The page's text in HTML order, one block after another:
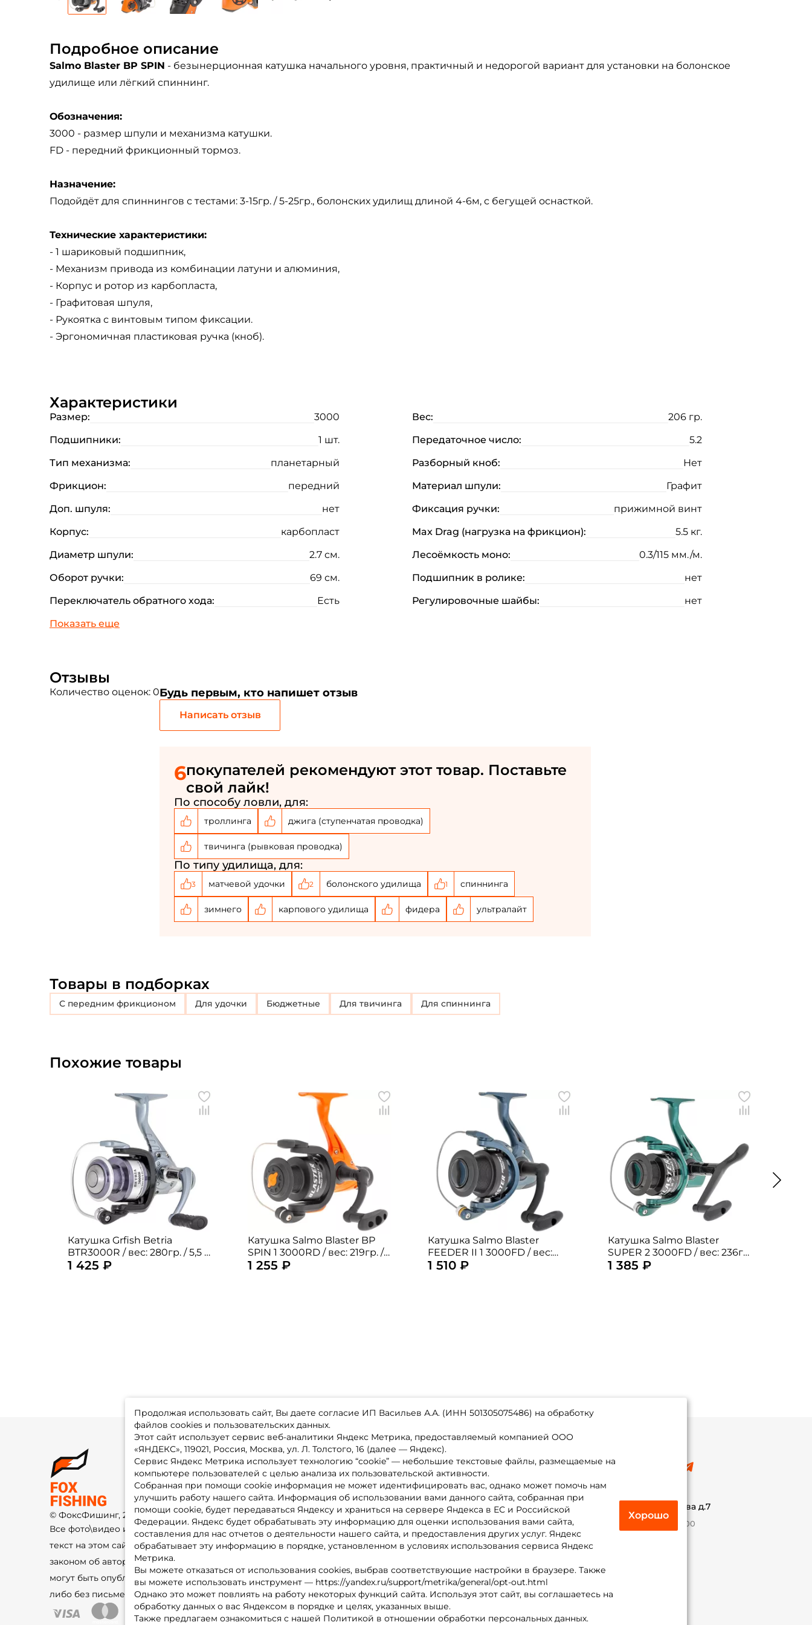
Подробное описание
Salmo Blaster BP SPIN - безынерционная катушка начального уровня, практичный и недорогой вариант для установки на болонское
удилище или лёгкий спиннинг.
Обозначения:
3000 - размер шпули и механизма катушки.
FD - передний фрикционный тормоз.
Назначение:
Подойдёт для спиннингов с тестами: 3-15гр. / 5-25гр., болонских удилищ длиной 4-6м, с бегущей оснасткой.
Технические характеристики:
- 1 шариковый подшипник,
- Механизм привода из комбинации латуни и алюминия,
- Корпус и ротор из карбопласта,
- Графитовая шпуля,
- Рукоятка с винтовым типом фиксации.
- Эргономичная пластиковая ручка (кноб).
Характеристики
Размер: 3000 Вес:
206 гр.
Подшипники:
1 шт. Передаточное число:
5.2
Тип механизма:
планетарный Разборный кноб:
Нет
Фрикцион:
передний Материал шпули:
Графит
Доп. шпуля:
нет Фиксация ручки:
прижимной винт
Корпус:
карбопласт Max Drag (нагрузка на фрикцион):
5.5 кг.
Диаметр шпули:
2.7 см. Лесоёмкость моно:
0.3/115 мм./м.
Оборот ручки:
69 см. Подшипник в ролике:
нет
Переключатель обратного хода:
Есть Регулировочные шайбы: нет
Отзывы
Количество оценок: 0Будь первым, кто напишет отзыв
Написать отзыв
6покупателей рекомендуют этот товар. Поставьте
свой лайк!
По способу ловли, для:
троллинга джига (ступенчатая проводка)
твичинга (рывковая проводка)
По типу удилища, для:
3 матчевой удочки 2 болонского удилища 1 спиннинга
зимнего карпового удилища фидера ультралайт
Товары в подборках
с передним фрикционом Для удочки Бюджетные для твичинга Для спиннинга
Похожие товары
Катушка Grfish Betria
BTR3000R / вес: 280гр. / 5,5 /
подшипники: 6шт.
1 425 ₽
Катушка Salmo Blaster BP
SPIN 1 3000RD / вес: 219гр. /
5,2 / подшипники: 1шт.
1 255 ₽
Катушка Salmo Blaster
FEEDER II 1 3000FD / вес:
250гр. / 5,2 / подшипники:
1 510 ₽
Катушка Salmo Blaster
SUPER 2 3000FD / вес: 236гр.
/ 5,2 / подшипники: 2шт.
1 385 ₽
Продолжая использовать сайт, Вы даете согласие ИП Васильев А.А. (ИНН 501305075486) на обработку
файлов cookies и пользовательских данных.
Этот сайт использует сервис веб-аналитики Яндекс Метрика, предоставляемый компанией ООО
«ЯНДЕКС», 119021, Россия, Москва, ул. Л. Толстого, 16 (далее — Яндекс).
Сервис Яндекс Метрика использует технологию “cookie” — небольшие текстовые файлы, размещаемые на
компьютере пользователей с целью анализа их пользовательской активности.
Собранная при помощи cookie информация не может идентифицировать вас, однако может помочь нам
улучшить работу нашего сайта. Информация об использовании вами данного сайта, собранная при
помощи cookie, будет передаваться Яндексу и храниться на сервере Яндекса в ЕС и Российской
Федерации. Яндекс будет обрабатывать эту информацию для оценки использования вами сайта,
составления для нас отчетов о деятельности нашего сайта, и предоставления других услуг. Яндекс
обрабатывает эту информацию в порядке, установленном в условиях использования сервиса Яндекс
Метрика.
Вы можете отказаться от использования cookies, выбрав соответствующие настройки в браузере. Также
вы можете использовать инструмент — https://yandex.ru/support/metrika/general/opt-out.html
Однако это может повлиять на работу некоторых функций сайта. Используя этот сайт, вы соглашаетесь на
обработку данных о вас Яндексом в порядке и целях, указанных выше.
Также предлагаем ознакомиться с нашей Политикой в отношении обработки персональных данных.
Хорошо
Создать аккаунт
ФИО: *
Email: *
Придумайте пароль: *
© ФоксФишинг, 2009-2026
Все фото\видео изображения и
текст на этом сайте защищены
законом об авторском праве и не
могут быть опубликованы ещё где-
либо без письменного разрешения.
О магазине
Доставка
Оплата
Fox-bonus
Гуру
Контакты
Политика обработки ПД
Каталог товаров
Акции
Новинки
Бренды
Партнерская программа
8 (495) 532-77-88
ул. Плеханова д.7
Ежедневно 10:00 до 20:00